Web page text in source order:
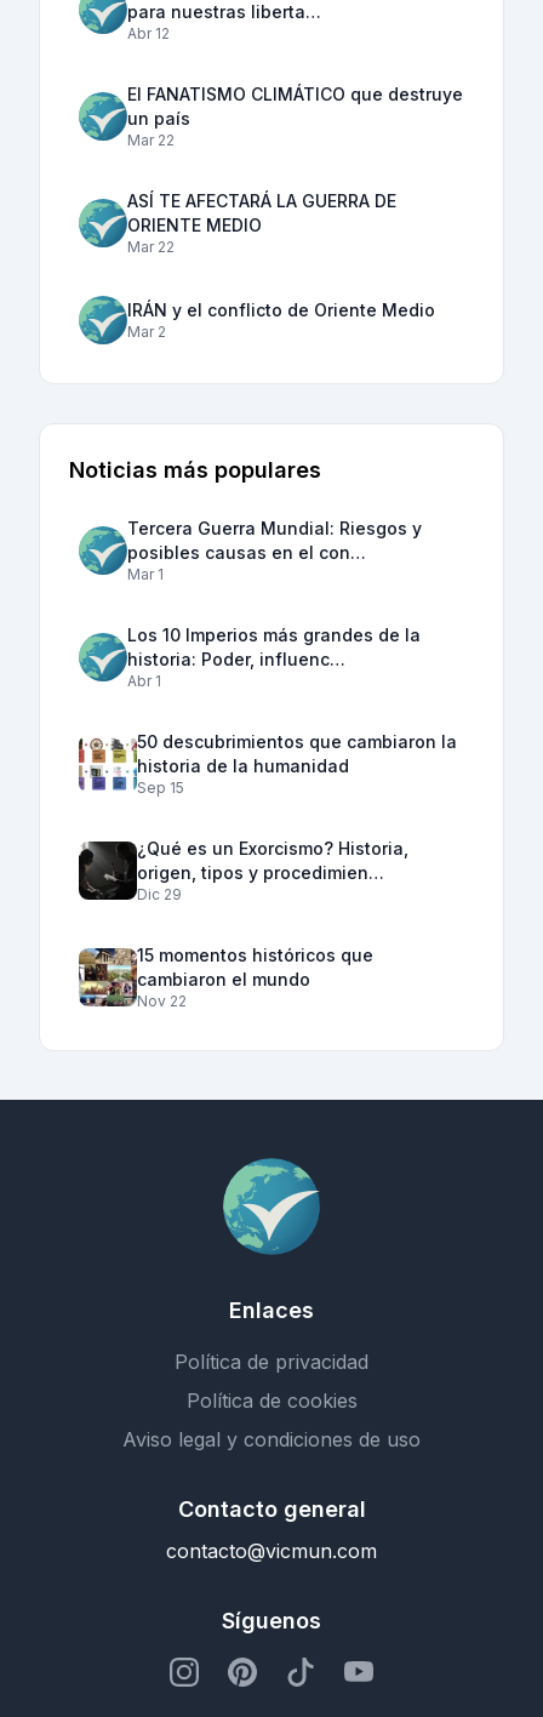
para nuestras liberta…
Abr 12
El FANATISMO CLIMÁTICO que destruye
un país
Mar 22
ASÍ TE AFECTARÁ LA GUERRA DE
ORIENTE MEDIO
Mar 22
IRÁN y el conflicto de Oriente Medio
Mar 2
Noticias más populares
Tercera Guerra Mundial: Riesgos y
posibles causas en el con…
Mar 1
Los 10 Imperios más grandes de la
historia: Poder, influenc…
Abr 1
50 descubrimientos que cambiaron la
historia de la humanidad
Sep 15
¿Qué es un Exorcismo? Historia,
origen, tipos y procedimien…
Dic 29
15 momentos históricos que
cambiaron el mundo
Nov 22
Enlaces
Política de privacidad
Política de cookies
Aviso legal y condiciones de uso
Contacto general
contacto@vicmun.com
Síguenos